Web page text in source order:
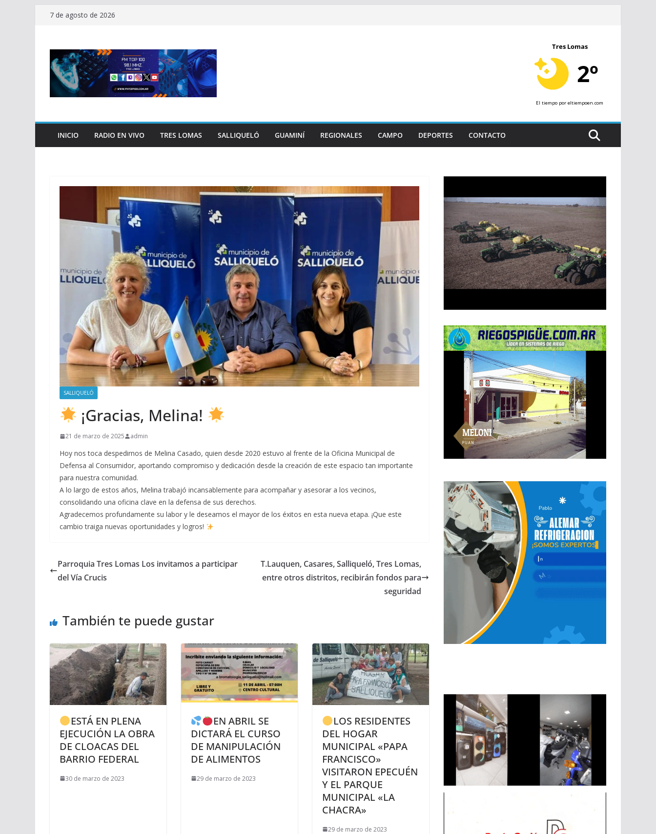
Saltar7 de agosto de 2026
Tres Lomas
2º
El tiempo por eltiempoen.com
INICIO RADIO EN VIVO TRES LOMAS SALLIQUELÓ GUAMINÍ REGIONALES CAMPO DEPORTES CONTACTO
SALLIQUELÓ
¡Gracias, Melina!
21 de marzo de 2025 admin
Hoy nos toca despedirnos de Melina Casado, quien desde 2020 estuvo al frente de la Oficina Municipal de
Defensa al Consumidor, aportando compromiso y dedicación desde la creación de este espacio tan importante
para nuestra comunidad.
A lo largo de estos años, Melina trabajó incansablemente para acompañar y asesorar a los vecinos,
consolidando una oficina clave en la defensa de sus derechos.
Agradecemos profundamente su labor y le deseamos el mayor de los éxitos en esta nueva etapa. ¡Que este
cambio traiga nuevas oportunidades y logros!
Parroquia Tres Lomas Los invitamos a participar
del Vía Crucis
T.Lauquen, Casares, Salliqueló, Tres Lomas,
entre otros distritos, recibirán fondos para
seguridad
También te puede gustar
ESTÁ EN PLENA
EJECUCIÓN LA OBRA
DE CLOACAS DEL
BARRIO FEDERAL
30 de marzo de 2023
EN ABRIL SE
DICTARÁ EL CURSO
DE MANIPULACIÓN
DE ALIMENTOS
29 de marzo de 2023
LOS RESIDENTES
DEL HOGAR
MUNICIPAL «PAPA
FRANCISCO»
VISITARON EPECUÉN
Y EL PARQUE
MUNICIPAL «LA
CHACRA»
29 de marzo de 2023